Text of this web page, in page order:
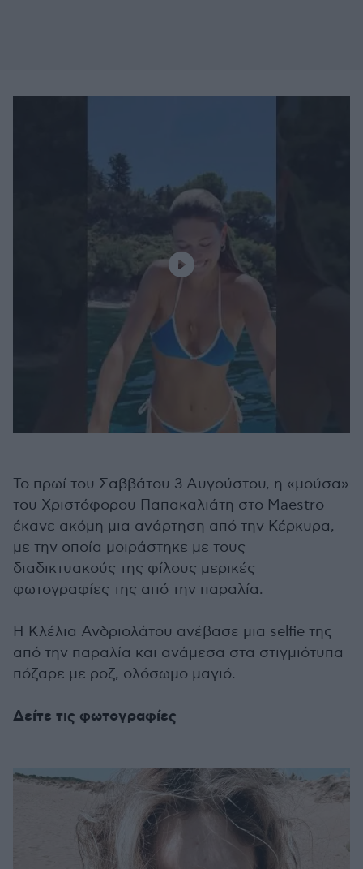
Το πρωί του Σαββάτου 3 Αυγούστου, η «μούσα»
του Χριστόφορου Παπακαλιάτη στο Maestro
έκανε ακόμη μια ανάρτηση από την Κέρκυρα,
με την οποία μοιράστηκε με τους
διαδικτυακούς της φίλους μερικές
φωτογραφίες της από την παραλία.
Η Κλέλια Ανδριολάτου ανέβασε μια selfie της
από την παραλία και ανάμεσα στα στιγμιότυπα
πόζαρε με ροζ, ολόσωμο μαγιό.
Δείτε τις φωτογραφίες